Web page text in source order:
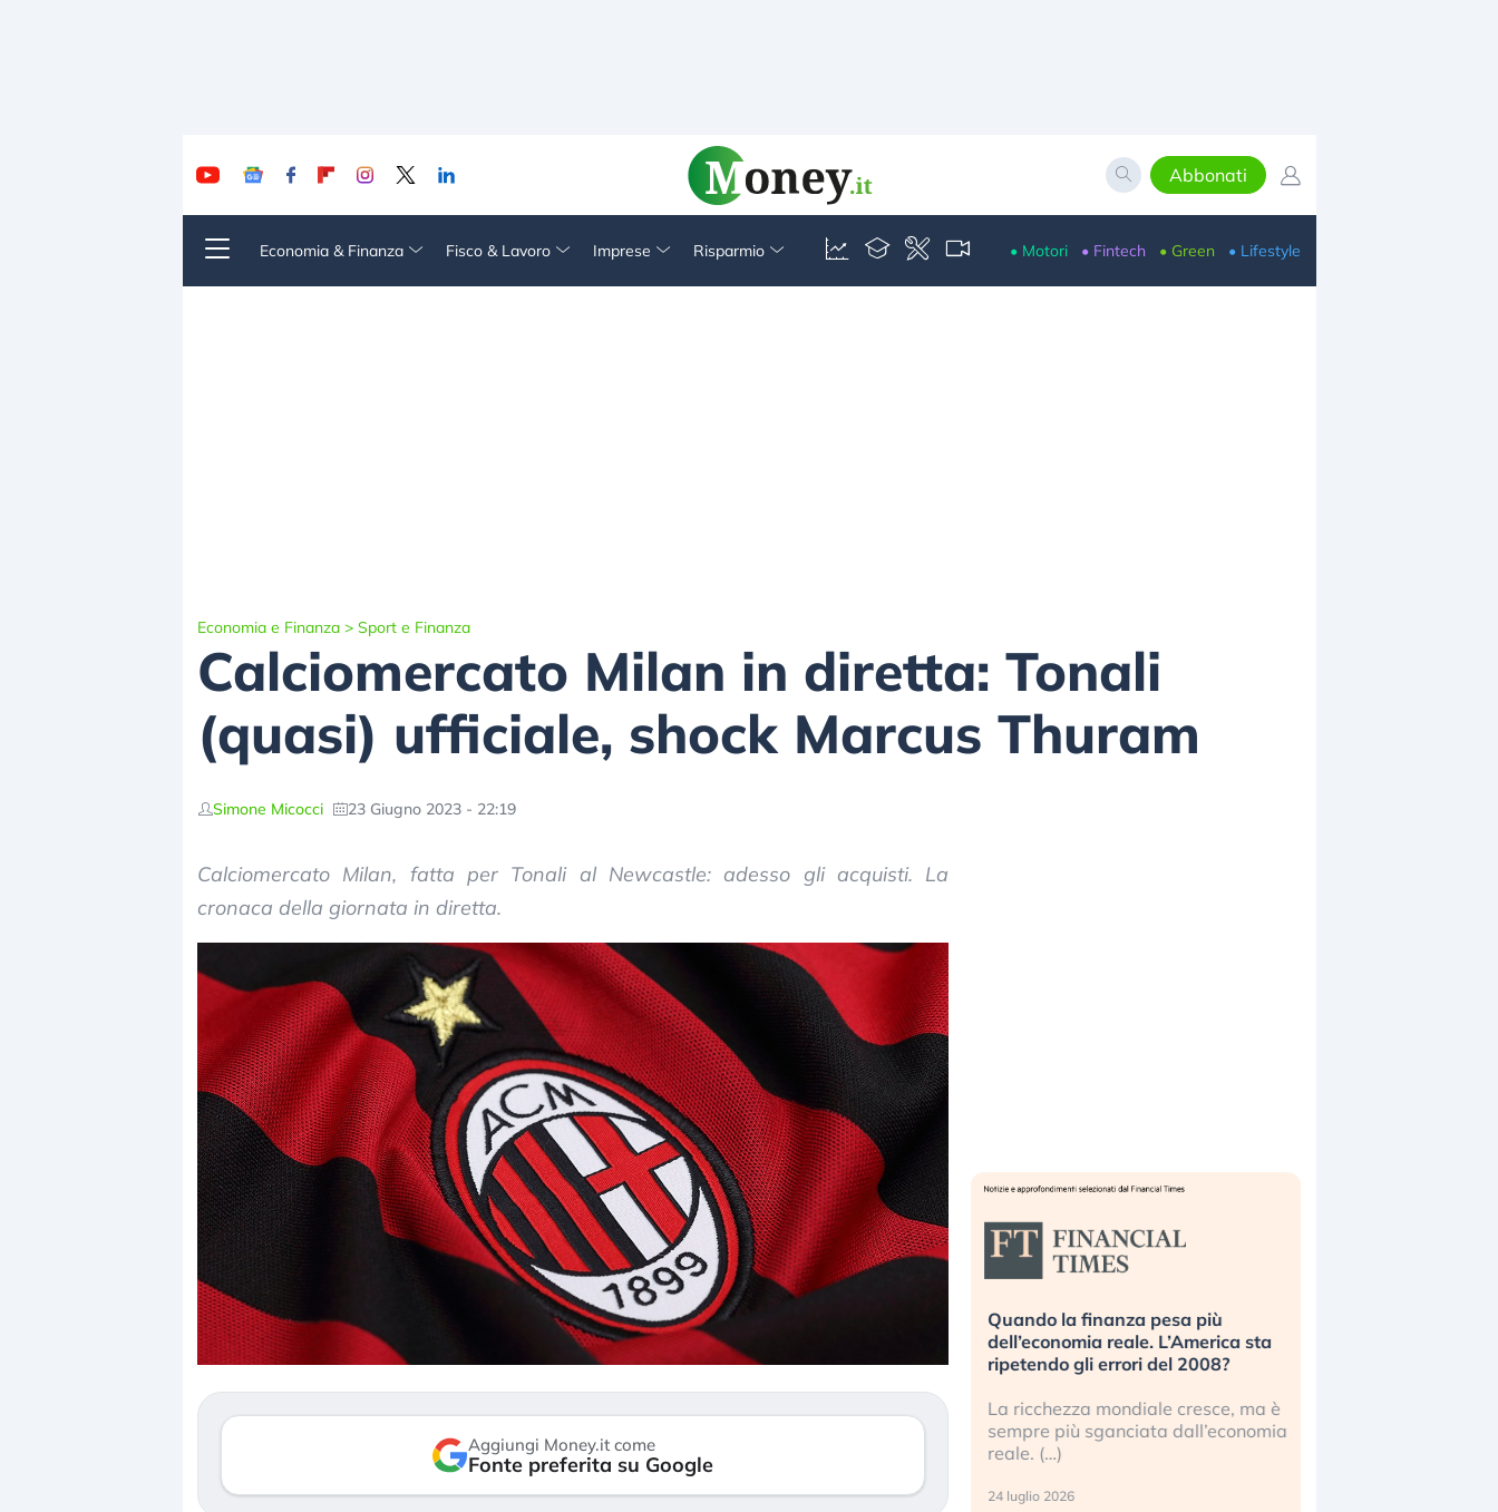
Abbonati
Economia & Finanza Fisco & Lavoro Imprese Risparmio • Motori • Fintech • Green • Lifestyle
Economia e Finanza > Sport e Finanza
Calciomercato Milan in diretta: Tonali
(quasi) ufficiale, shock Marcus Thuram
Simone Micocci 23 Giugno 2023 - 22:19
Calciomercato Milan, fatta per Tonali al Newcastle: adesso gli acquisti. La
cronaca della giornata in diretta.
Aggiungi Money.it come
Fonte preferita su Google
Dalle valutazioni estreme alla
correzione. Cosa sta guidando il
repricing degli asset?
3 agosto 2026
«La mia vita è rovinata». Investitori
in preda al panico dopo lo scoppio
della bolla AI
Kospi, mentre gli investitori retail (…)
30 luglio 2026
Quando la finanza pesa più
dell’economia reale. L’America sta
ripetendo gli errori del 2008?
La ricchezza mondiale cresce, ma è
sempre più sganciata dall’economia
reale. (…)
24 luglio 2026